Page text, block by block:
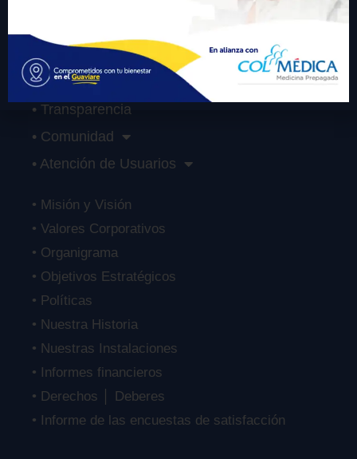
• Servicios
• Participa
• Transparencia
• Comunidad
• Atención de Usuarios
• Misión y Visión
• Valores Corporativos
• Organigrama
• Objetivos Estratégicos
• Políticas
• Nuestra Historia
• Nuestras Instalaciones
• Informes financieros
• Derechos │ Deberes
• Informe de las encuestas de satisfacción